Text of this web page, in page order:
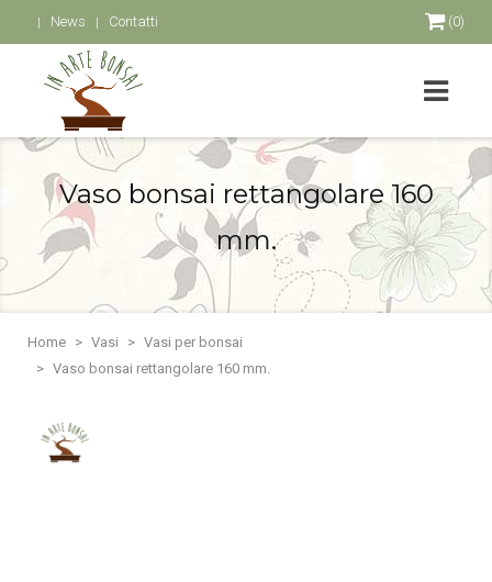
News Contatti (0)
Vaso bonsai rettangolare 160
mm.
Home Vasi
Vasi per bonsai
Vaso bonsai rettangolare 160 mm.